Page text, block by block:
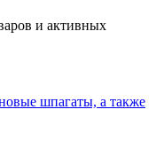
и активных
шпагаты, а также